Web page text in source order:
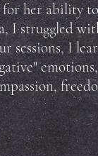
her ability
I struggled
sessions, I